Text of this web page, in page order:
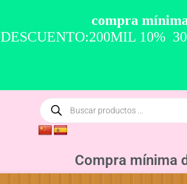
Compra mínima
compra
DESCUENTO:200MIL 10%